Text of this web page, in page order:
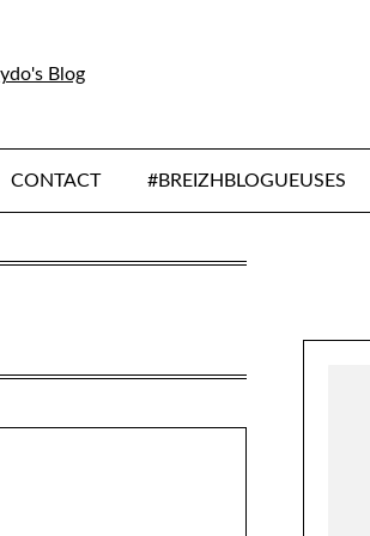
CONTACT #BREIZHBLOGUEUSES